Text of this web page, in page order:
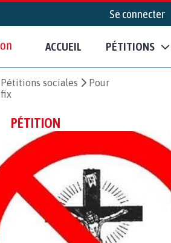
Se connecter
ACCUEIL PÉTITIONS
Pétitions sociales
Pour
PÉTITION